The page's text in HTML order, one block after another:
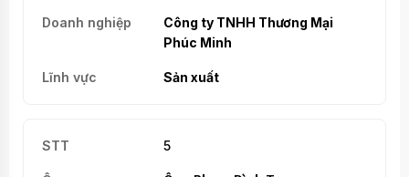
Công ty TNHH Thương Mại
Phúc Minh
Sản xuất
5